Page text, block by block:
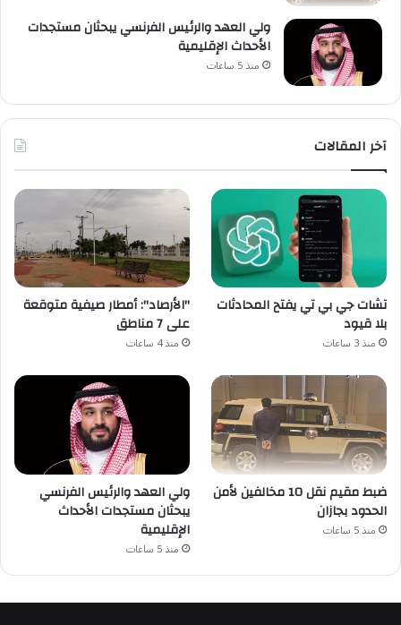
ولي العهد والرئيس الفرنسي يبحثان مستجدات
الأحداث الإقليمية
منذ 5 ساعات
آخر المقالات
تشات جي بي تي يفتح المحادثات
بلا قيود
منذ 3 ساعات
"الأرصاد": أمطار صيفية متوقعة
على 7 مناطق
منذ 4 ساعات
ضبط مقيم نقل 10 مخالفين لأمن
الحدود بجازان
منذ 5 ساعات
ولي العهد والرئيس الفرنسي
يبحثان مستجدات الأحداث
الإقليمية
منذ 5 ساعات